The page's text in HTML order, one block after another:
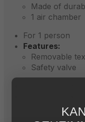
Made of
1 air chamber
For 1 person
Features:
Removable
Safety valve